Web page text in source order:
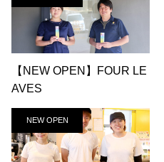
【NEW OPEN】FOUR LE
AVES
NEW OPEN